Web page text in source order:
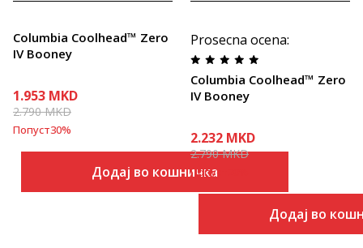
Columbia Coolhead™ Zero
IV Booney
1.953 MKD
2.790MKD
Попуст30%
Додај во кошничка
Prosecna ocena:
Columbia Coolhead™ Zero
IV Booney
2.232 MKD
2.790MKD
Попуст
Додај во